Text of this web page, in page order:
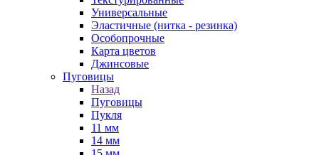
Универсальные
Эластичные (нитка - резинка)
Особопрочные
Карта цветов
Джинсовые
Пуговицы
Назад
Пуговицы
Пукля
11 мм
14 мм